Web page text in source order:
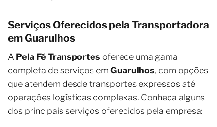
Serviços Oferecidos pela Transportadora
em Guarulhos
A Pela Fé Transportes oferece uma gama
completa de serviços em Guarulhos, com opções
que atendem desde transportes expressos até
operações logísticas complexas. Conheça alguns
dos principais serviços oferecidos pela empresa: